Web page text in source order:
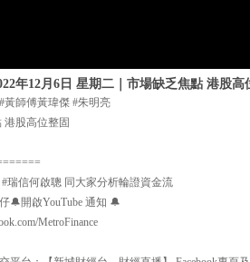
年12月6日 星期二｜市場缺乏焦點 港股
黃師傅黃瑋傑 #朱明亮
港股高位整固
瑞信何啟聰 同大家分析輪證資金流
🔔開啟YouTube 通知 🔔
MetroFinance